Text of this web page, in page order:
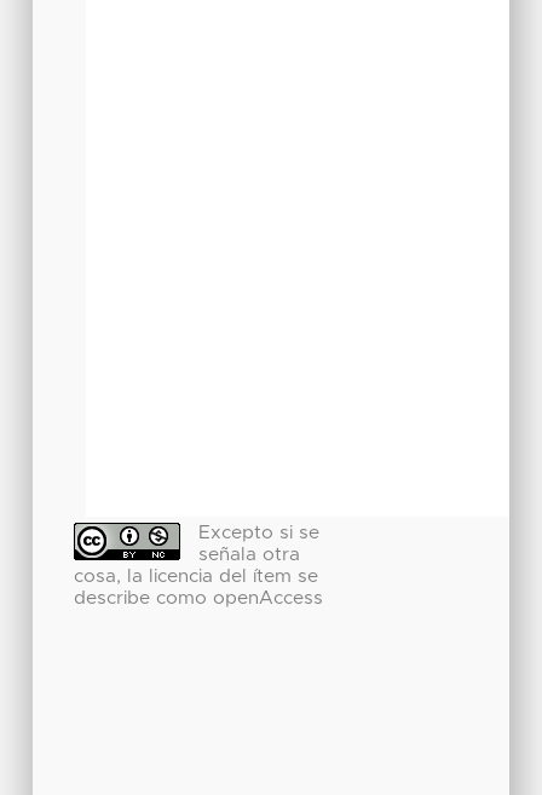
Excepto si se
señala otra
cosa, la licencia del ítem se
describe como openAccess